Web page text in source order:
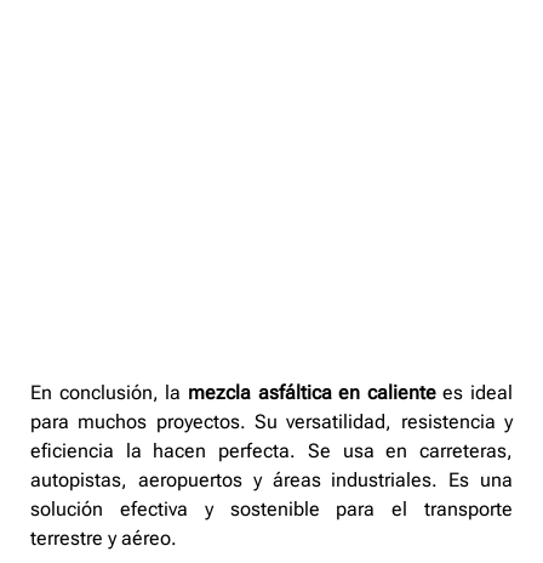
En conclusión, la mezcla asfáltica en calientees ideal
para muchos proyectos. Su versatilidad, resistencia y
eficiencia la hacen perfecta. Se usa en carreteras,
autopistas, aeropuertos y áreas industriales. Es una
solución efectiva y sostenible para el transporte
terrestre y aéreo.